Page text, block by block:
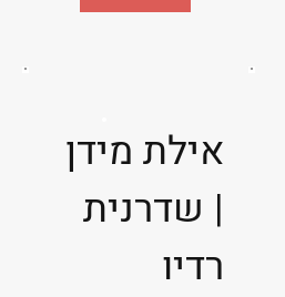
אילת מידן
| שדרנית
רדיו